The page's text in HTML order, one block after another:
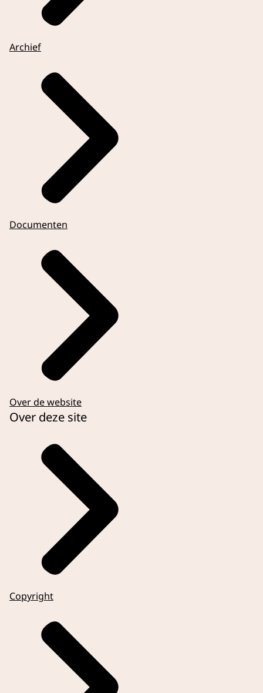
Archief
Documenten
Over de website
Over deze site
Copyright